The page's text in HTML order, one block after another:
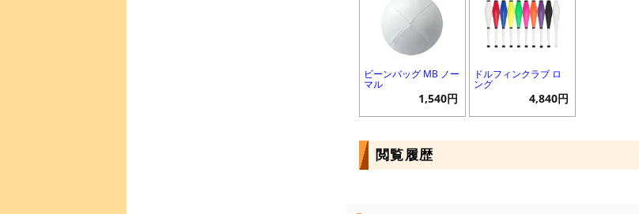
ビーンバッグ MB ノー
マル
1,540円
ドルフィンクラブ ロ
ング
4,840円
閲覧履歴